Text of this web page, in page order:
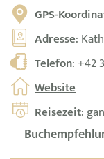
GPS-
Adresse:
Telefon:+42
Website
Reisezeit: